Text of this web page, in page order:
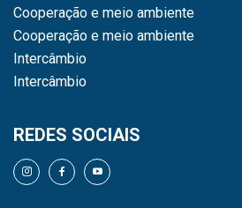
Cooperação e meio ambiente
Cooperação e meio ambiente
Intercâmbio
Intercâmbio
REDES SOCIAIS